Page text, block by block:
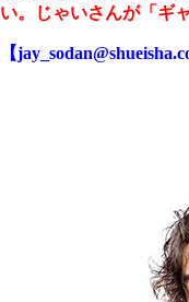
い。じゃいさんが「ギ
【